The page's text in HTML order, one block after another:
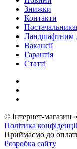
Знижки
Контакти
Ландшафтним
Вакансії
Гарантія
Статті
© Інтернет-магазин
Політика
Приймаємо до
Розробка сайту